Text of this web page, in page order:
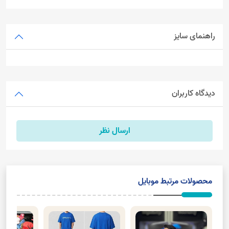
راهنمای سایز
دیدگاه کاربران
ارسال نظر
محصولات مرتبط موبایل